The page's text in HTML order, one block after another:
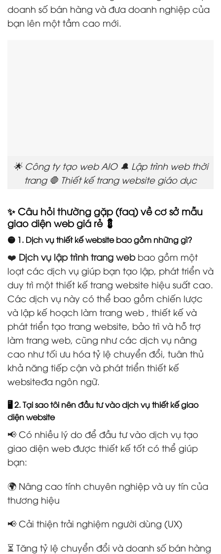
doanh số bán hàng và đưa doanh nghiệp của
bạn lên một tầm cao mới.
🌟 Công ty tạo web AIO 🔔 Lập trình web thời
trang 🛑 Thiết kế trang website giáo dục
✨ Câu hỏi thường gặp (faq) về cơ sở mẫu
giao diện web giá rẻ 💈
🟡 1. Dịch vụ thiết kế website bao gồm những gì?
❤️ Dịch vụ lập trình trang webbao gồm một
loạt các dịch vụ giúp bạn tạo lập, phát triển và
duy trì một thiết kế trang website hiệu suất cao.
Các dịch vụ này có thể bao gồm chiến lược
và lập kế hoạch làm trang web , thiết kế và
phát triển tạo trang website, bảo trì và hỗ trợ
làm trang web, cũng như các dịch vụ nâng
cao như tối ưu hóa tỷ lệ chuyển đổi, tuân thủ
khả năng tiếp cận và phát triển thiết kế
websiteđa ngôn ngữ.
🖥️ 2. Tại sao tôi nên đầu tư vào dịch vụ thiết kế giao
diện website
📢 Có nhiều lý do để đầu tư vào dịch vụ tạo
giao diện web được thiết kế tốt có thể giúp
bạn:
🌍 Nâng cao tính chuyên nghiệp và uy tín của
thương hiệu
📢 Cải thiện trải nghiệm người dùng (UX)
⏳ Tăng tỷ lệ chuyển đổi và doanh số bán hàng